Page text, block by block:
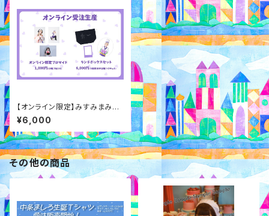
【オンライン限定】みすみまみれ
フルコースランチボックスセット
¥6,000
その他の商品